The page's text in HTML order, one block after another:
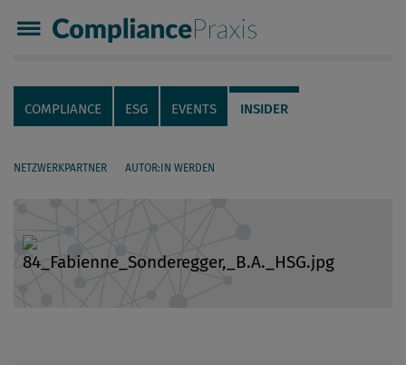
Compliance Praxis
Servicenavigation
Navigation
COMPLIANCE ESG EVENTS INSIDER
NETZWERKPARTNER AUTOR:IN WERDEN